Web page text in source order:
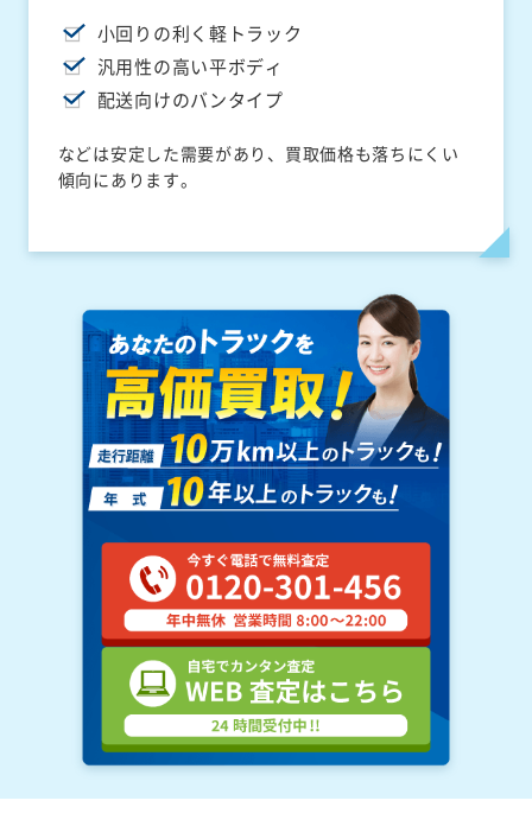
小回りの利く軽トラック
汎用性の高い平ボディ
配送向けのバンタイプ
などは安定した需要があり、買取価格も落ちにくい
傾向にあります。